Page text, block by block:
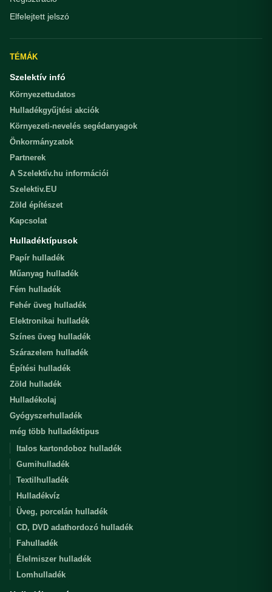
Elfelejtett jelszó
TÉMÁK
Szelektív infó
Környezettudatos
Hulladékgyűjtési akciók
Környezeti-nevelés segédanyagok
Önkormányzatok
Partnerek
A Szelektív.hu információi
Szelektiv.EU
Zöld építészet
Kapcsolat
Hulladéktípusok
Papír hulladék
Műanyag hulladék
Fém hulladék
Fehér üveg hulladék
Elektronikai hulladék
Színes üveg hulladék
Szárazelem hulladék
Építési hulladék
Zöld hulladék
Hulladékolaj
Gyógyszerhulladék
még több hulladéktipus
Italos kartondoboz hulladék
Gumihulladék
Textilhulladék
Hulladékvíz
Üveg, porcelán hulladék
CD, DVD adathordozó hulladék
Fahulladék
Élelmiszer hulladék
Lomhulladék